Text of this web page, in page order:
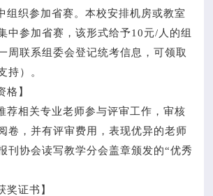
组织参加省赛。本校安排机房或教室
中参加省赛，该形式给予10元/人的组
周联系组委会登记统考信息，可领取
持）。
格】
荐相关专业老师参与评审工作，审核
卷，并有评审费用，表现优异的老师
刊协会读写教学分会盖章颁发的“优秀
奖证书】